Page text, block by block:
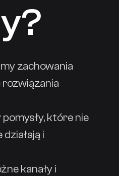
zachowania
które nie
i
kanały i